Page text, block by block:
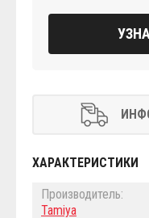
ХАРАКТЕРИСТИКИ
Производитель:
Tamiya